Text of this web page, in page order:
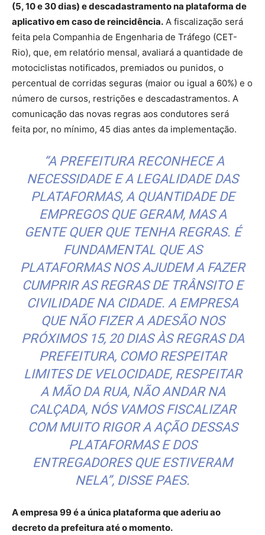
(5, 10 e 30 dias) e descadastramento na plataforma de
aplicativo em caso de reincidência. A fiscalização será
feita pela Companhia de Engenharia de Tráfego (CET-
Rio), que, em relatório mensal, avaliará a quantidade de
motociclistas notificados, premiados ou punidos, o
percentual de corridas seguras (maior ou igual a 60%) e o
número de cursos, restrições e descadastramentos. A
comunicação das novas regras aos condutores será
feita por, no mínimo, 45 dias antes da implementação.
“A PREFEITURA RECONHECE A
NECESSIDADE E A LEGALIDADE DAS
PLATAFORMAS, A QUANTIDADE DE
EMPREGOS QUE GERAM, MAS A
GENTE QUER QUE TENHA REGRAS. É
FUNDAMENTAL QUE AS
PLATAFORMAS NOS AJUDEM A FAZER
CUMPRIR AS REGRAS DE TRÂNSITO E
CIVILIDADE NA CIDADE. A EMPRESA
QUE NÃO FIZER A ADESÃO NOS
PRÓXIMOS 15, 20 DIAS ÀS REGRAS DA
PREFEITURA, COMO RESPEITAR
LIMITES DE VELOCIDADE, RESPEITAR
A MÃO DA RUA, NÃO ANDAR NA
CALÇADA, NÓS VAMOS FISCALIZAR
COM MUITO RIGOR A AÇÃO DESSAS
PLATAFORMAS E DOS
ENTREGADORES QUE ESTIVERAM
NELA”, DISSE PAES.
A empresa 99 é a única plataforma que aderiu ao
decreto da prefeitura até o momento.